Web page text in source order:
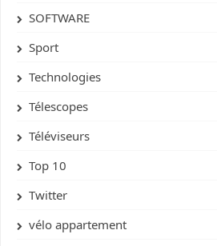
SOFTWARE
Sport
Technologies
Télescopes
Téléviseurs
Top 10
Twitter
vélo appartement